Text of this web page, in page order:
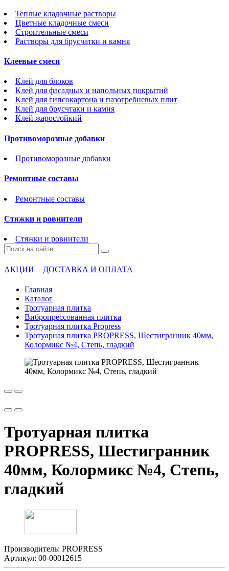
Теплые кладочные растворы
Цветные кладочные смеси
Строительные смеси
Растворы для брусчатки и камня
Клеевые смеси
Клей для блоков
Клей для фасадных и напольных покрытий
Клей для гипсокартона и пазогребневых плит
Клей для брусчтаки и камня
Клей жаростойкий
Противоморозные добавки
Противоморозные добавки
Ремонтные составы
Ремонтные составы
Стяжки и ровнители
Стяжки и ровнители
АКЦИИ ДОСТАВКА И ОПЛАТА
Главная
Каталог
Тротуарная плитка
Вибропрессованная плитка
Тротуарная плитка Propress
Тротуарная плитка PROPRESS, Шестигранник 40мм,
Колормикс №4, Степь, гладкий
Тротуарная плитка
PROPRESS, Шестигранник
40мм, Колормикс №4, Степь,
гладкий
Производитель: PROPRESS
Артикул: 00-00012615